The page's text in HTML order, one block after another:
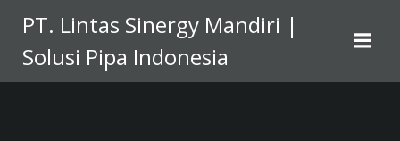
to
content
PT. Lintas Sinergy Mandiri |
Solusi Pipa Indonesia